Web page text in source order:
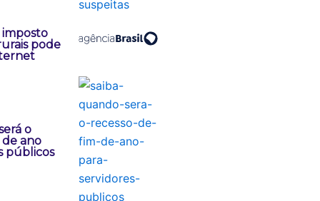
imposto
pode
o
de ano
públicos